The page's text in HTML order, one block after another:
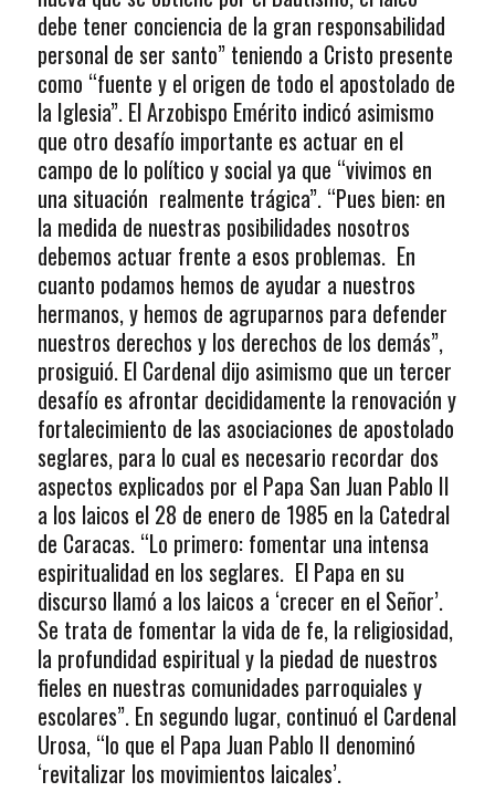
debe tener conciencia de la gran responsabilidad
personal de ser santo” teniendo a Cristo presente
como “fuente y el origen de todo el apostolado de
la Iglesia”. El Arzobispo Emérito indicó asimismo
que otro desafío importante es actuar en el
campo de lo político y social ya que “vivimos en
una situación realmente trágica”. “Pues bien: en
la medida de nuestras posibilidades nosotros
debemos actuar frente a esos problemas. En
cuanto podamos hemos de ayudar a nuestros
hermanos, y hemos de agruparnos para defender
nuestros derechos y los derechos de los demás”,
prosiguió. El Cardenal dijo asimismo que un tercer
desafío es afrontar decididamente la renovación y
fortalecimiento de las asociaciones de apostolado
seglares, para lo cual es necesario recordar dos
aspectos explicados por el Papa San Juan Pablo II
a los laicos el 28 de enero de 1985 en la Catedral
de Caracas. “Lo primero: fomentar una intensa
espiritualidad en los seglares. El Papa en su
discurso llamó a los laicos a ‘crecer en el Señor’.
Se trata de fomentar la vida de fe, la religiosidad,
la profundidad espiritual y la piedad de nuestros
fieles en nuestras comunidades parroquiales y
escolares”. En segundo lugar, continuó el Cardenal
Urosa, “lo que el Papa Juan Pablo II denominó
‘revitalizar los movimientos laicales’.